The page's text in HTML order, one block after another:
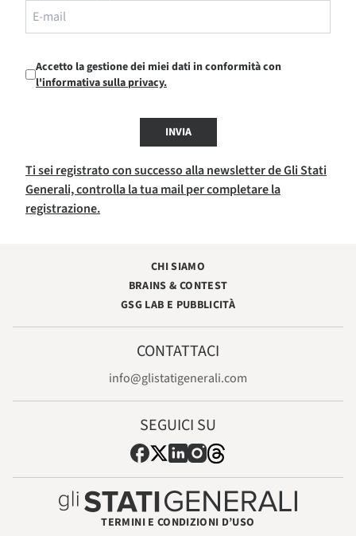
Accetto la gestione dei miei dati in conformità con
l'informativa sulla privacy.
INVIA
Ti sei registrato con successo alla newsletter de Gli Stati
Generali, controlla la tua mail per completare la
registrazione.
CHI SIAMO
BRAINS & CONTEST
GSG LAB E PUBBLICITÀ
CONTATTACI
info@glistatigenerali.com
SEGUICI SU
TERMINI E CONDIZIONI D’USO